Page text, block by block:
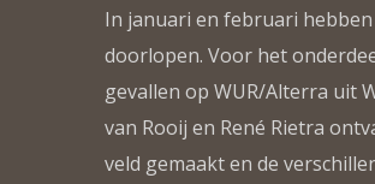
In januari en februari
doorlopen. Voor het
gevallen op WUR/Alterra uit
van Rooij en René Rietra
veld gemaakt en de